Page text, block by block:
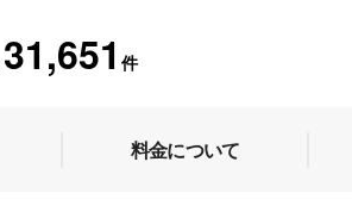
31,651 件
料金について